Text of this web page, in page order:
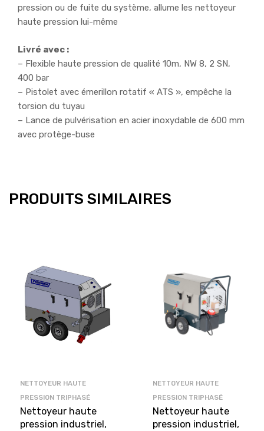
pression ou de fuite du système, allume les nettoyeur
haute pression lui-même
Livré avec :
– Flexible haute pression de qualité 10m, NW 8, 2 SN,
400 bar
– Pistolet avec émerillon rotatif « ATS », empêche la
torsion du tuyau
– Lance de pulvérisation en acier inoxydable de 600 mm
avec protège-buse
PRODUITS SIMILAIRES
NETTOYEUR HAUTE
PRESSION TRIPHASÉ
Nettoyeur haute
pression industriel,
NETTOYEUR HAUTE
PRESSION TRIPHASÉ
Nettoyeur haute
pression industriel,